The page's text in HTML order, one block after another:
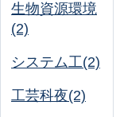
生物資源環境
(2)
システム工(2)
工芸科夜(2)